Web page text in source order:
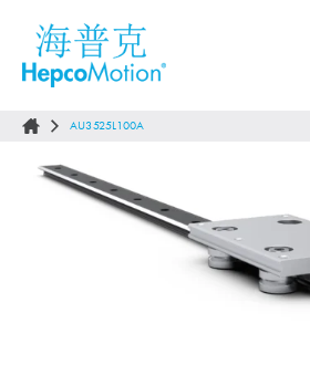
AU3525L100A